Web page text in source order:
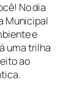
No dia
Municipal
e
uma trilha
ao